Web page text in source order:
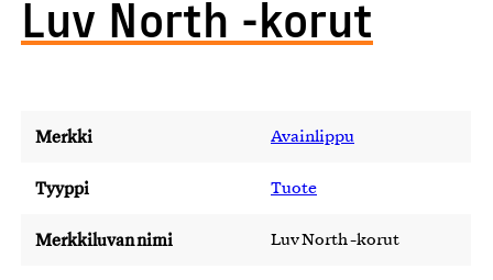
Luv North -korut
Merkki Avainlippu
Tyyppi Tuote
Merkkiluvan nimi Luv North -korut